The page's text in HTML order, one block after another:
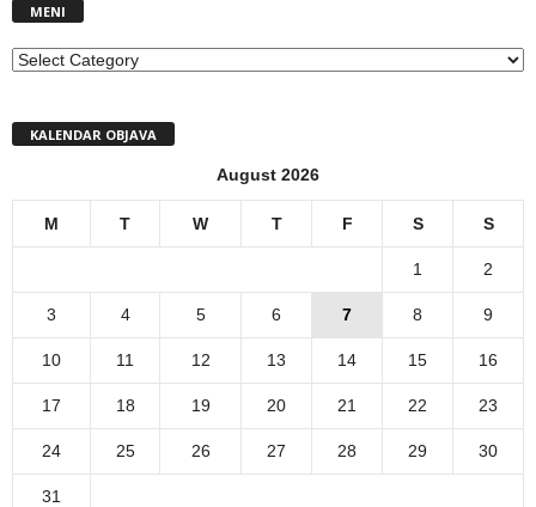
MENI
MENI
KALENDAR OBJAVA
August 2026
M T W T F S S
1 2
3 4 5 6 7 8 9
10 11 12 13 14 15 16
17 18 19 20 21 22 23
24 25 26 27 28 29 30
31